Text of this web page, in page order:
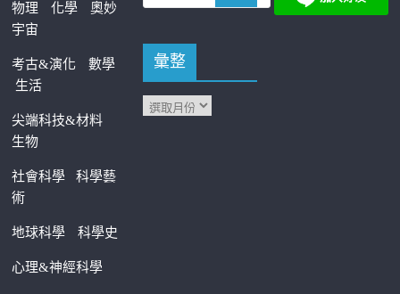
物理 化學
奧妙
宇宙
考古&演化
數學
生活
尖端科技&材料
生物
社會科學科學藝
術
地球科學 科學史
心理&神經科學
彙整